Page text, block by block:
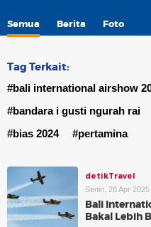
Semua Berita Foto
Tag Terkait:
#bali international airshow
#bandara i gusti ngurah rai
#bias 2024
#pertamina
detikTravel
Senin, 28 Apr
Bali
Bakal Lebih